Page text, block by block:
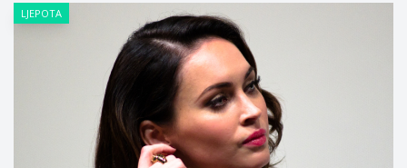
LJEPOTA